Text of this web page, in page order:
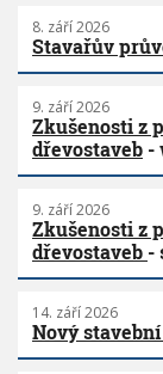
8. září 2026
Stavařův
9. září 2026
Zkušenosti z
dřevostaveb -
9. září 2026
Zkušenosti z
dřevostaveb -
14. září 2026
Nový